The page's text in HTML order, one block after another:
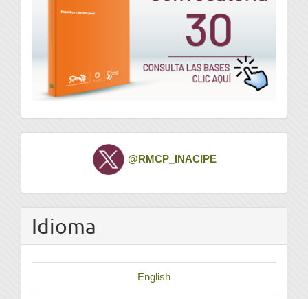
Twitter @RMCP_INACIPE
Idioma
English